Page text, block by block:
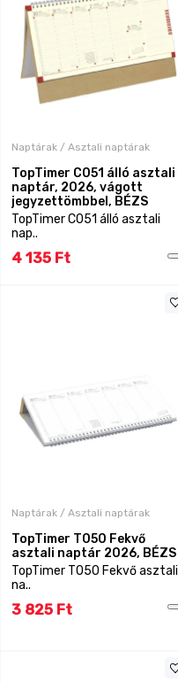
Naptárak / Asztali naptárak
TopTimer C051 álló asztali
naptár, 2026, vágott
jegyzettömbbel, BÉZS
TopTimer C051 álló asztali
nap..
4 135 Ft
Naptárak / Asztali naptárak
TopTimer T050 Fekvő
asztali naptár 2026, BÉZS
TopTimer T050 Fekvő asztali
na..
3 825 Ft